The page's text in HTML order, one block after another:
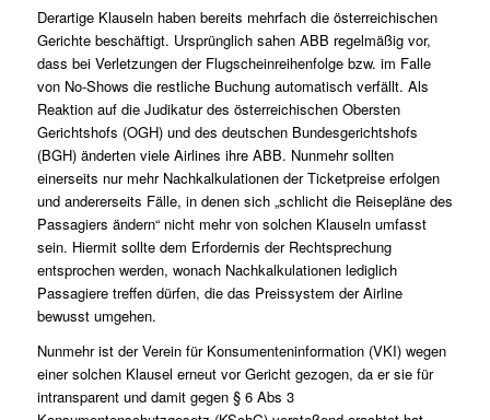
Derartige Klauseln haben bereits mehrfach die österreichischen
Gerichte beschäftigt. Ursprünglich sahen ABB regelmäßig vor,
dass bei Verletzungen der Flugscheinreihenfolge bzw. im Falle
von No-Shows die restliche Buchung automatisch verfällt. Als
Reaktion auf die Judikatur des österreichischen Obersten
Gerichtshofs (OGH) und des deutschen Bundesgerichtshofs
(BGH) änderten viele Airlines ihre ABB. Nunmehr sollten
einerseits nur mehr Nachkalkulationen der Ticketpreise erfolgen
und andererseits Fälle, in denen sich „schlicht die Reisepläne des
Passagiers ändern“ nicht mehr von solchen Klauseln umfasst
sein. Hiermit sollte dem Erfordernis der Rechtsprechung
entsprochen werden, wonach Nachkalkulationen lediglich
Passagiere treffen dürfen, die das Preissystem der Airline
bewusst umgehen.
Nunmehr ist der Verein für Konsumenteninformation (VKI) wegen
einer solchen Klausel erneut vor Gericht gezogen, da er sie für
intransparent und damit gegen § 6 Abs 3